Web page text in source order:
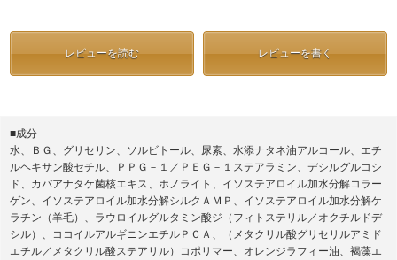
レビューを読む レビューを書く
■成分
水、ＢＧ、グリセリン、ソルビトール、尿素、水添ナタネ油アルコール、エチ
ルヘキサン酸セチル、ＰＰＧ－１／ＰＥＧ－１ステアラミン、デシルグルコシ
ド、カバアナタケ菌核エキス、ホノライト、イソステアロイル加水分解コラー
ゲン、イソステアロイル加水分解シルクＡＭＰ、イソステアロイル加水分解ケ
ラチン（羊毛）、ラウロイルグルタミン酸ジ（フィトステリル／オクチルドデ
シル）、ココイルアルギニンエチルＰＣＡ、（メタクリル酸グリセリルアミド
エチル／メタクリル酸ステアリル）コポリマー、オレンジラフィー油、褐藻エ